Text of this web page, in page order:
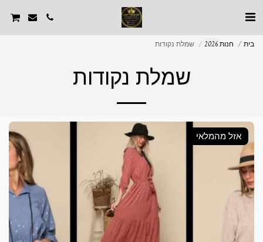
בית חנות 2026 שמלת נקודות
שמלת נקודות
אזל מהמלאי